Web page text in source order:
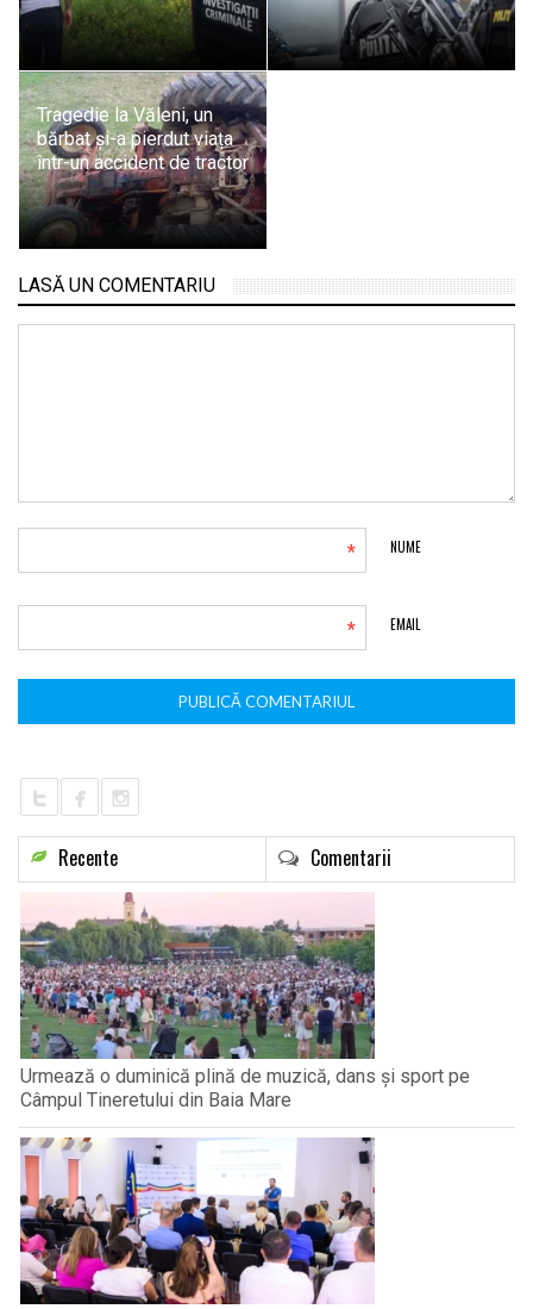
Tragedie la Văleni, un
bărbat și-a pierdut viața
într-un accident de tractor
LASĂ UN COMENTARIU
NUME
*
EMAIL
*
Recente Comentarii
Urmează o duminică plină de muzică, dans și sport pe
Câmpul Tineretului din Baia Mare